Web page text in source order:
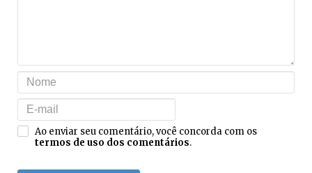
Ao enviar seu comentário, você concorda com os
termos de uso dos comentários.